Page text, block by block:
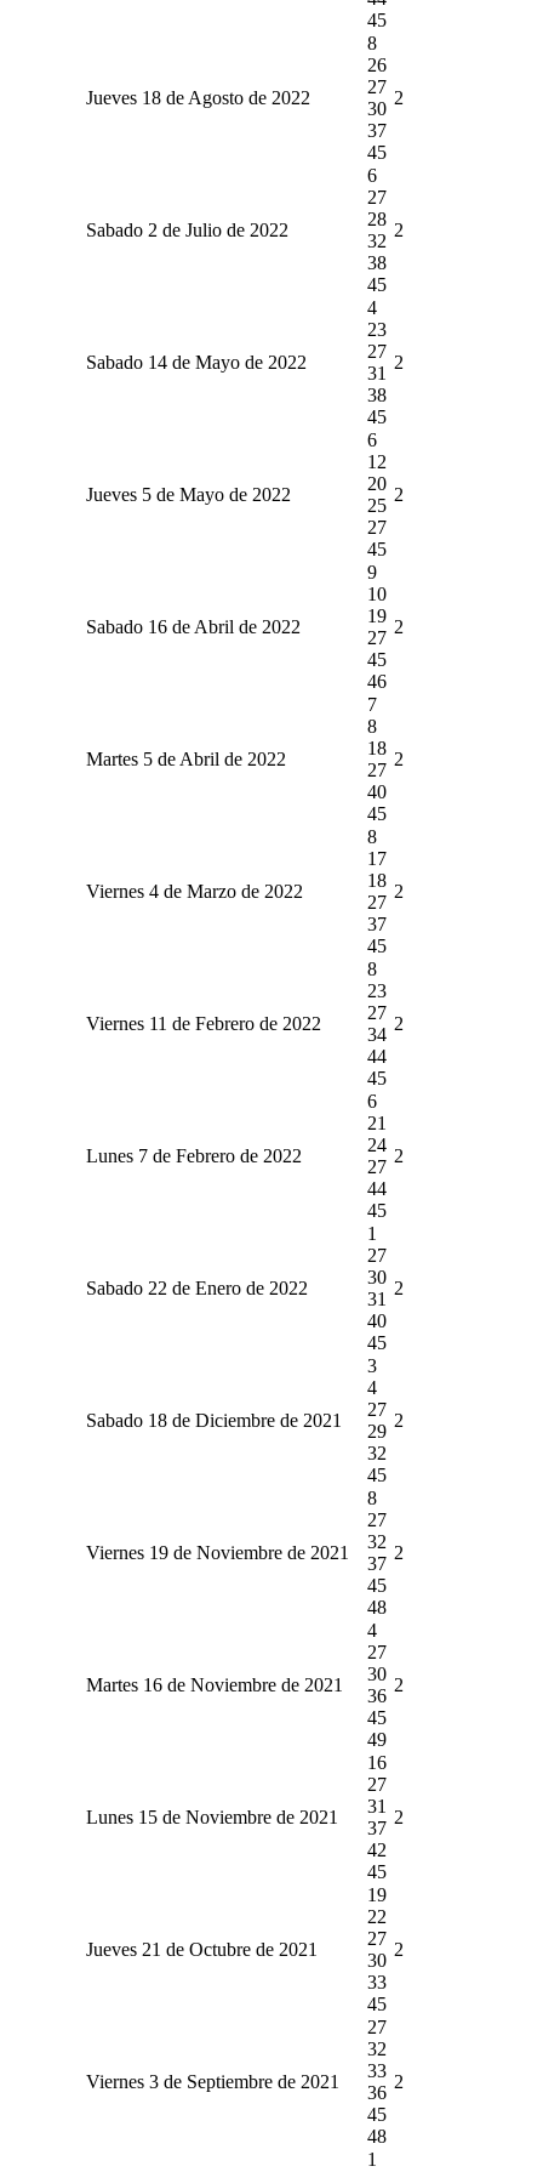
45
Jueves 18 de Agosto de 2022
8
26
27
30
37
45
2
Sabado 2 de Julio de 2022
6
27
28
32
38
45
2
Sabado 14 de Mayo de 2022
4
23
27
31
38
45
2
Jueves 5 de Mayo de 2022
6
12
20
25
27
45
2
Sabado 16 de Abril de 2022
9
10
19
27
45
46
2
Martes 5 de Abril de 2022
7
8
18
27
40
45
2
Viernes 4 de Marzo de 2022
8
17
18
27
37
45
2
Viernes 11 de Febrero de 2022
8
23
27
34
44
45
2
Lunes 7 de Febrero de 2022
6
21
24
27
44
45
2
Sabado 22 de Enero de 2022
1
27
30
31
40
45
2
Sabado 18 de Diciembre de 2021
3
4
27
29
32
45
2
Viernes 19 de Noviembre de 2021
8
27
32
37
45
48
2
Martes 16 de Noviembre de 2021
4
27
30
36
45
49
2
Lunes 15 de Noviembre de 2021
16
27
31
37
42
45
2
Jueves 21 de Octubre de 2021
19
22
27
30
33
45
2
Viernes 3 de Septiembre de 2021
27
32
33
36
45
48
2
1